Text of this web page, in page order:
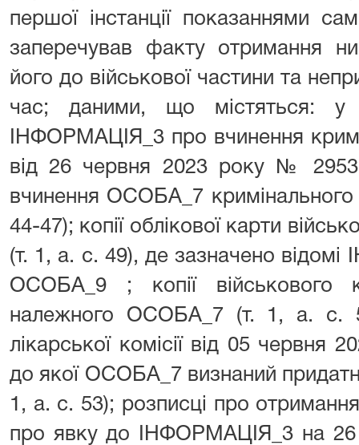
першої інстанції показаннями
заперечував факту отримання
його до військової частини та
час; даними, що містяться: у
ІНФОРМАЦІЯ_3 про вчинення
від 26 червня 2023 року №
вчинення ОСОБА_7
44-47); копії облікової карти
(т. 1, а. с. 49), де зазначено
ОСОБА_9 ; копії військового
належного ОСОБА_7 (т. 1, а. с.
лікарської комісії від 05 червня
до якої ОСОБА_7 визнаний
1, а. с. 53); розписці про
про явку до ІНФОРМАЦІЯ_3 на 26